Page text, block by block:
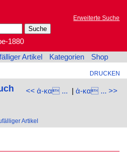
Erweiterte Suche
1880
Artikel Kategorien Shop
DRUCKEN
<< ἀ-κα ... | ἀ-κα ... >>
Artikel